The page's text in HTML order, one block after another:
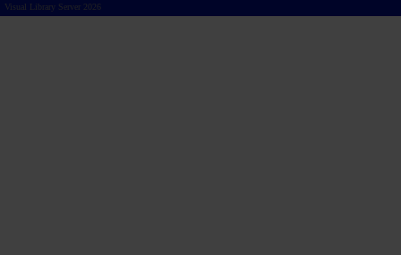
Visual Library Server 2026